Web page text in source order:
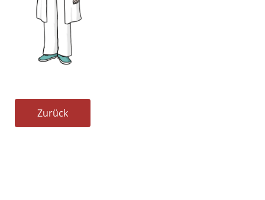
Zurück